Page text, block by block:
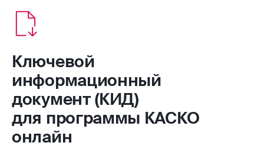
Ключевой
информационный
документ (КИД)
для программы КАСКО
онлайн